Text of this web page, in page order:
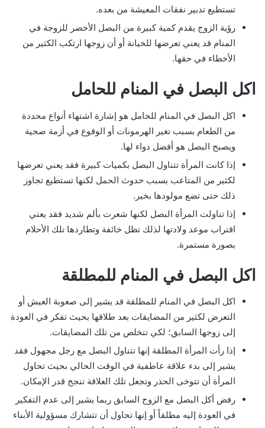
تستطيع تدبير نفقات المعيشة من بعده.
رؤية الزوج يقدم كمية كبيرة من البصل الأخضر للزوجة في
المنام قد يعني تعرضها للخيانة أو أن زوجها ارتكب الكثير من
الأخطاء في حقها.
اكل البصل في المنام للحامل
اكل البصل في المنام للحامل هو إشارة اشتهاء أنواع محددة
من الطعام بسبب تغير الهرمونات أو الوقوع في أزمة صحية
ويصبح البصل هو أفضل دواء لها.
إذا كانت المرأة تتناول البصل بكميات كبيرة فقد يعني تعرضها
لكثير من المتاعب بسبب حدوث الحمل لكنها تستطيع تجاوز
ذلك حتى تضع مولودها بخير.
إذا تناولت المرأة البصل لكنها شعرت بألم شديد فقد يعني
اقتراب موعد ولادتها لذلك تظل خائفة وتطاردها تلك الأحلام
بصورة مستمرة.
اكل البصل في المنام للمطلقة
اكل البصل في المنام للمطلقة قد يشير إلى صعوبة العيش أو
التعرض لكثير من المضايقات بعد طلاقها بحيث تفكر في العودة
إلى زوجها السابق؛ لكي تتخلص من تلك المضايقات.
إذا رأت المرأة المطلقة إنها تتناول البصل مع رجل مجهول فقد
يشير إلى بدء علاقة عاطفية في الوقت الحالي بحيث تحاول
المرأة أن تتوخى الحذر وتجعل تلك العلاقة تنجح قدر الإمكان.
رفض أكل البصل مع الزوج السابق ربما يشير إلى عدم التفكير
في العودة إليه مطلقاً أو إنها تحاول أن تتشارك مسؤولية الأبناء